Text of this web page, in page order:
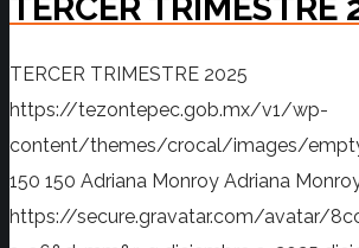
TERCER TRIMESTRE
TERCER TRIMESTRE 2025
https://tezontepec.gob.mx/v1/wp-
content/themes/crocal/images/
150 150 Adriana Monroy Adriana
https://secure.gravatar.com/avatar/